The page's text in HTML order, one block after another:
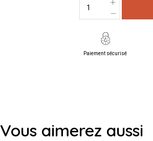
Paiement sécurisé
Vous aimerez aussi